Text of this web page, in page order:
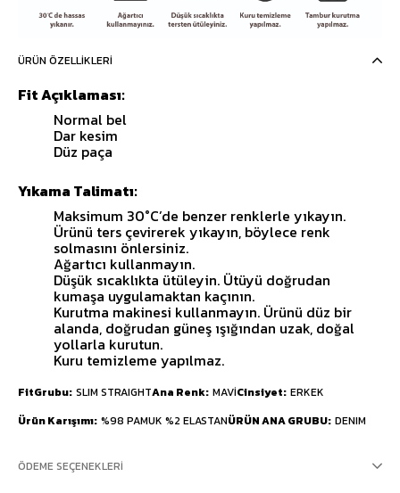
ÜRÜN ÖZELLIKLERI
Fit Açıklaması:
Normal bel
Dar kesim
Düz paça
Yıkama Talimatı:
Maksimum 30°C’de benzer renklerle yıkayın.
Ürünü ters çevirerek yıkayın, böylece renk
solmasını önlersiniz.
Ağartıcı kullanmayın.
Düşük sıcaklıkta ütüleyin. Ütüyü doğrudan
kumaşa uygulamaktan kaçının.
Kurutma makinesi kullanmayın. Ürünü düz bir
alanda, doğrudan güneş ışığından uzak, doğal
yollarla kurutun.
Kuru temizleme yapılmaz.
FitGrubu SLIM STRAIGHTAna Renk MAVİCinsiyet ERKEK
Ürün Karışımı %98 PAMUK %2 ELASTANÜRÜN ANA GRUBU DENIM
ÖDEME SEÇENEKLERI